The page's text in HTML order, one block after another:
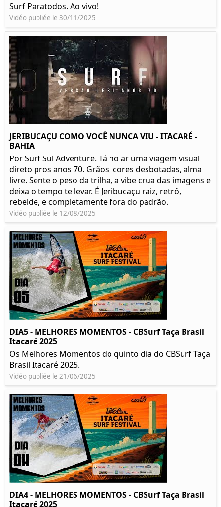
Surf Paratodos. Ao vivo!
Vidéo publiée le 30/11/2025
JERIBUCAÇU COMO VOCÊ NUNCA VIU - ITACARÉ -
BAHIA
Por Surf Sul Adventure. Tá no ar uma viagem visual
direto pros anos 70. Grãos, cores desbotadas, alma
livre. Sente o peso da trilha, a vibe crua das imagens e
deixa o tempo te levar. É Jeribucaçu raiz, retrô,
rebelde, e completamente fora do padrão.
Vidéo publiée le 12/08/2025
DIA5 - MELHORES MOMENTOS - CBSurf Taça Brasil
Itacaré 2025
Os Melhores Momentos do quinto dia do CBSurf Taça
Brasil Itacaré 2025.
Vidéo publiée le 21/06/2025
DIA4 - MELHORES MOMENTOS - CBSurf Taça Brasil
Itacaré 2025